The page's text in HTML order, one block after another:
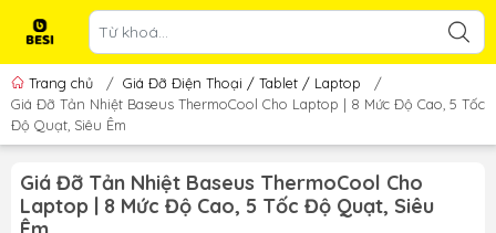
Trang chủ / Giá Đỡ Điện Thoại / Tablet / Laptop
/
Giá Đỡ Tản Nhiệt Baseus ThermoCool Cho Laptop | 8 Mức Độ Cao, 5 Tốc
Độ Quạt, Siêu Êm
Giá Đỡ Tản Nhiệt Baseus ThermoCool Cho
Laptop | 8 Mức Độ Cao, 5 Tốc Độ Quạt, Siêu